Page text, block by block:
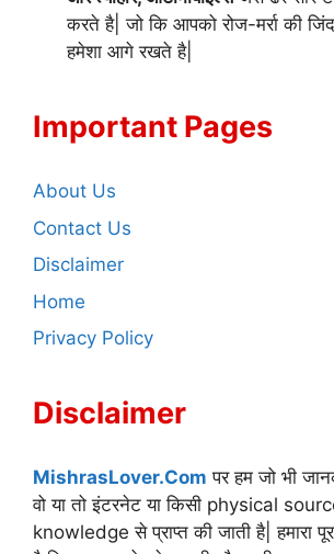
करते है| जो कि आपको रोज-मर्रा की
हमेशा आगे रखते है|
Important Pages
About Us
Contact Us
Disclaimer
Home
Privacy Policy
Disclaimer
MishrasLover.Com पर हम जो भी
वो या तो इंटरनेट या किसी physical
knowledge से प्राप्त की जाती है| हमारा